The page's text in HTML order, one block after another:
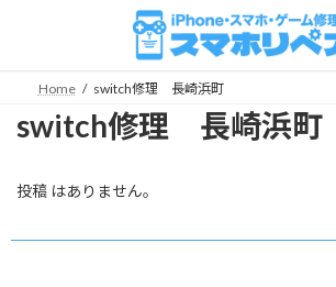
Home switch修理 長崎浜町
switch修理 長崎浜町
投稿 はありません。